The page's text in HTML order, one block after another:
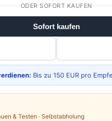
ODER SOFORT KAUFEN
Sofort kaufen
Bis zu 150 EUR pro
& Testen · Selbstabholung